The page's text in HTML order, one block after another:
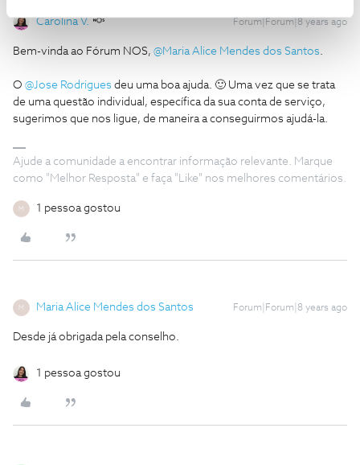
Carolina V. Forum|Forum|8 years ago
Bem-vinda ao Fórum NOS, @Maria Alice Mendes dos Santos.
O @Jose Rodrigues deu uma boa ajuda. 🙂 Uma vez que se trata
de uma questão individual, específica da sua conta de serviço,
sugerimos que nos ligue, de maneira a conseguirmos ajudá-la.
Ajude a comunidade a encontrar informação relevante. Marque
como "Melhor Resposta" e faça "Like" nos melhores comentários.
M 1 pessoa gostou
M Maria Alice Mendes dos Santos Forum|Forum|8 years ago
Desde já obrigada pela conselho.
1 pessoa gostou